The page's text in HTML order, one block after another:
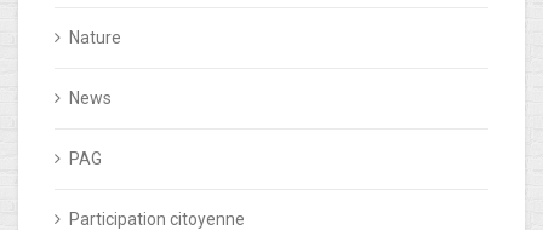
Nature
News
PAG
Participation citoyenne